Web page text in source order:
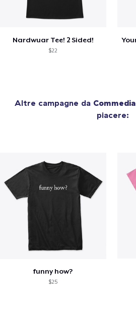
Nardwuar Tee! 2 Sided!
$22
Altre campagne da Commedia
piacere:
funny how?
$25